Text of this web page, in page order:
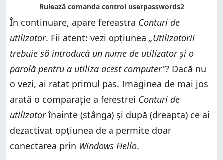
În continuare, apare fereastra Conturi de
utilizator. Fii atent: vezi opțiunea „Utilizatorii
trebuie să introducă un nume de utilizator și o
parolă pentru a utiliza acest computer”? Dacă nu
o vezi, ai ratat primul pas. Imaginea de mai jos
arată o comparație a ferestrei Conturi de
utilizatorînainte (stânga) și după (dreapta) ce ai
dezactivat opțiunea de a permite doar
conectarea prin Windows Hello.